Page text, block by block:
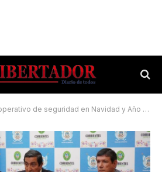
de seguridad en Navidad y Año Nuevo?